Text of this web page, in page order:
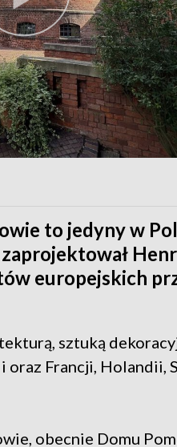
to jedyny w
europejskich
sztuką
oraz Francji, Holandii,
obecnie Domu